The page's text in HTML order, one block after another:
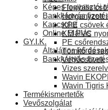
Képes fogyasztói
Bankkártyás
Kapcsolat
Online Elállás
GY.I.K.
Általános kérdések
Bankkártyás
Flexibilis
Horganyzott
KPE csövek
KM PVC
PE
Tömítő és
Védőcsövek
Vizes
Wavin
Wavin Tigris
Termékismertetők
Vevőszolgálat